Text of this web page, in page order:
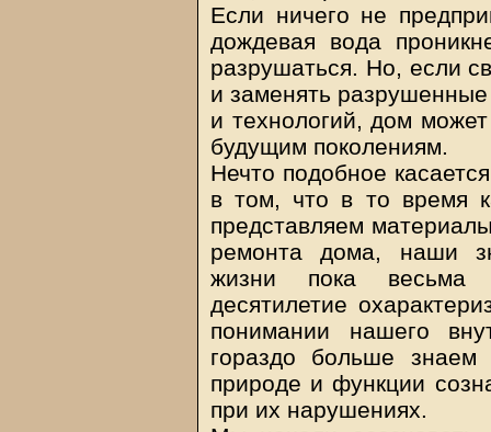
Если ничего не
дождевая вода
разрушаться. Но, если
и заменять
и технологий, дом
будущим поколениям.
Нечто подобное
в том, что в то время
представляем
ремонта дома, наши
жизни пока весьма
десятилетие
понимании нашего
гораздо больше
природе и функции
при их нарушениях.